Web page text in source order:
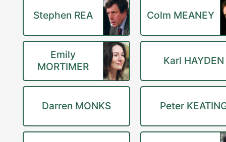
Stephen REA Colm MEANEY
Emily
MORTIMER
Karl HAYDEN
Darren MONKS Peter